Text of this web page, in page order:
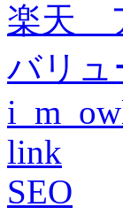
楽天
バリ
link
SEO